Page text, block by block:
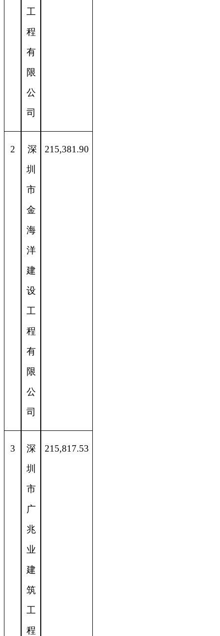
工
程
有
限
公
司
2
深
圳
市
金
海
洋
建
设
工
程
有
限
公
司
215,381.90
3
深
圳
市
广
兆
业
建
筑
工
程
215,817.53